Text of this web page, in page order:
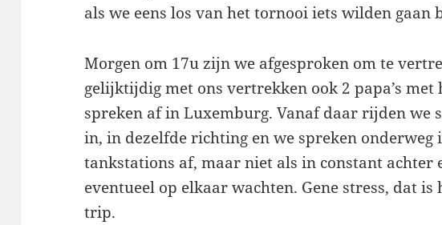
als we eens los van het tornooi iets wilden gaan
Morgen om 17u zijn we afgesproken om te
gelijktijdig met ons vertrekken ook 2 papa’s met
spreken af in Luxemburg. Vanaf daar rijden we
in, in dezelfde richting en we spreken onderweg
tankstations af, maar niet als in constant achter
eventueel op elkaar wachten. Gene stress, dat is
trip.